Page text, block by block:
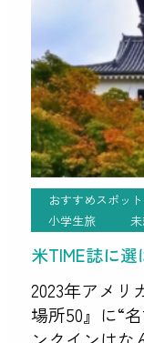
おすすめスポット
小学生旅
米TIME誌に
2023年アメリ
場所50』に“